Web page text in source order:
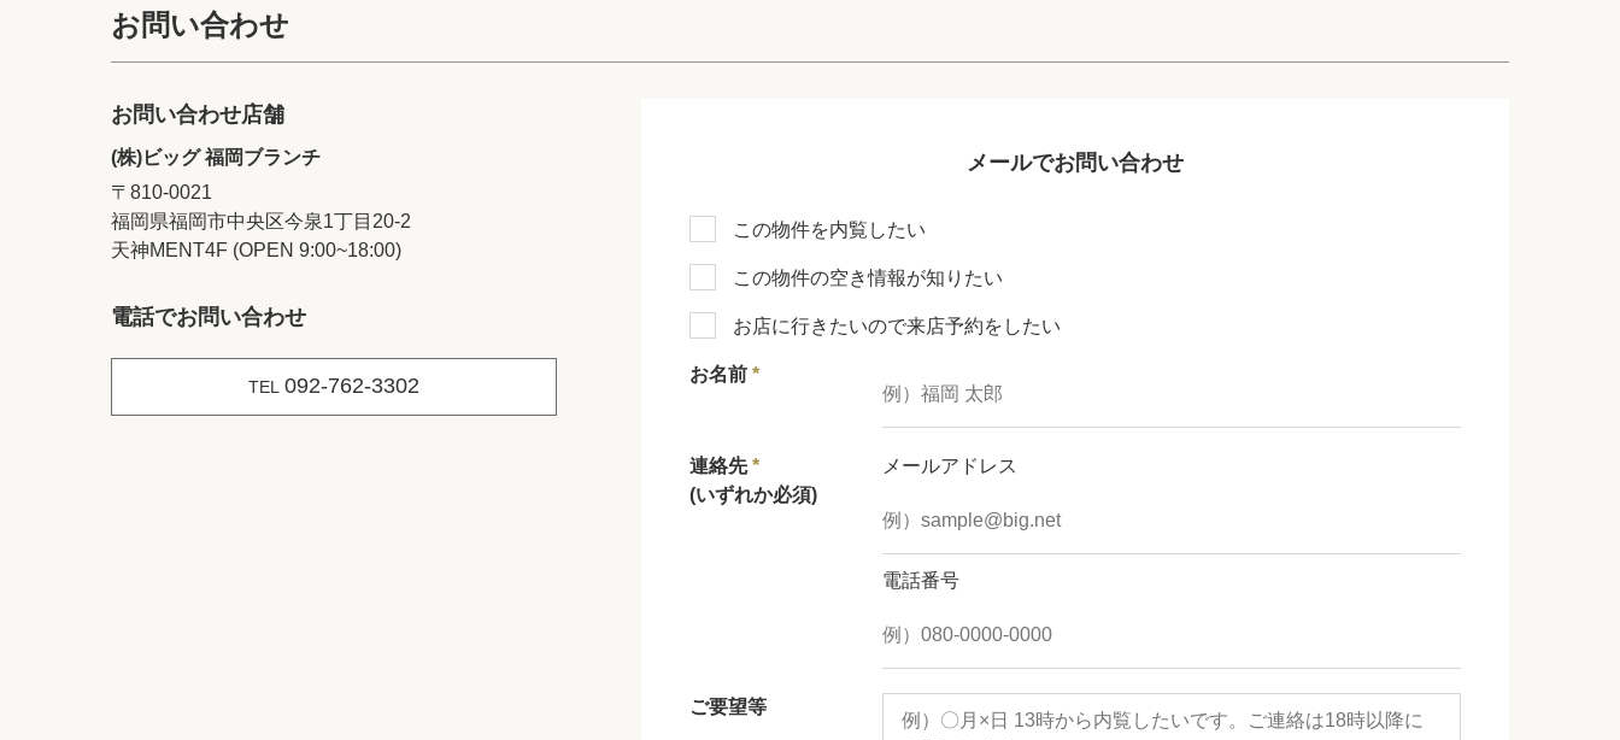
お問い合わせ
お問い合わせ店舗
(株)ビッグ 福岡ブランチ
〒810-0021
福岡県福岡市中央区今泉1丁目20‐2
天神MENT4F (OPEN 9:00~18:00)
電話でお問い合わせ
TEL 092-762-3302
メールでお問い合わせ
この物件を内覧したい
この物件の空き情報が知りたい
お店に行きたいので来店予約をしたい
お名前 *
連絡先*
(いずれか必須)
メールアドレス
電話番号
ご要望等